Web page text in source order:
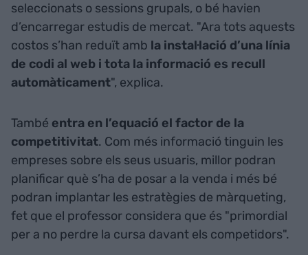
seleccionats o sessions grupals, o bé havien
d’encarregar estudis de mercat. "Ara tots aquests
costos s’han reduït amb la instal·lació d’una línia
de codi al web i tota la informació es recull
automàticament", explica.
També entra en l’equació el factor de la
competitivitat. Com més informació tinguin les
empreses sobre els seus usuaris, millor podran
planificar què s’ha de posar a la venda i més bé
podran implantar les estratègies de màrqueting,
fet que el professor considera que és "primordial
per a no perdre la cursa davant els competidors".